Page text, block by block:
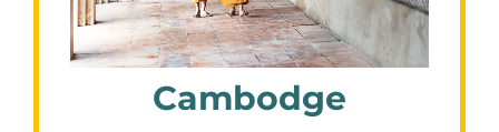
Cambodge